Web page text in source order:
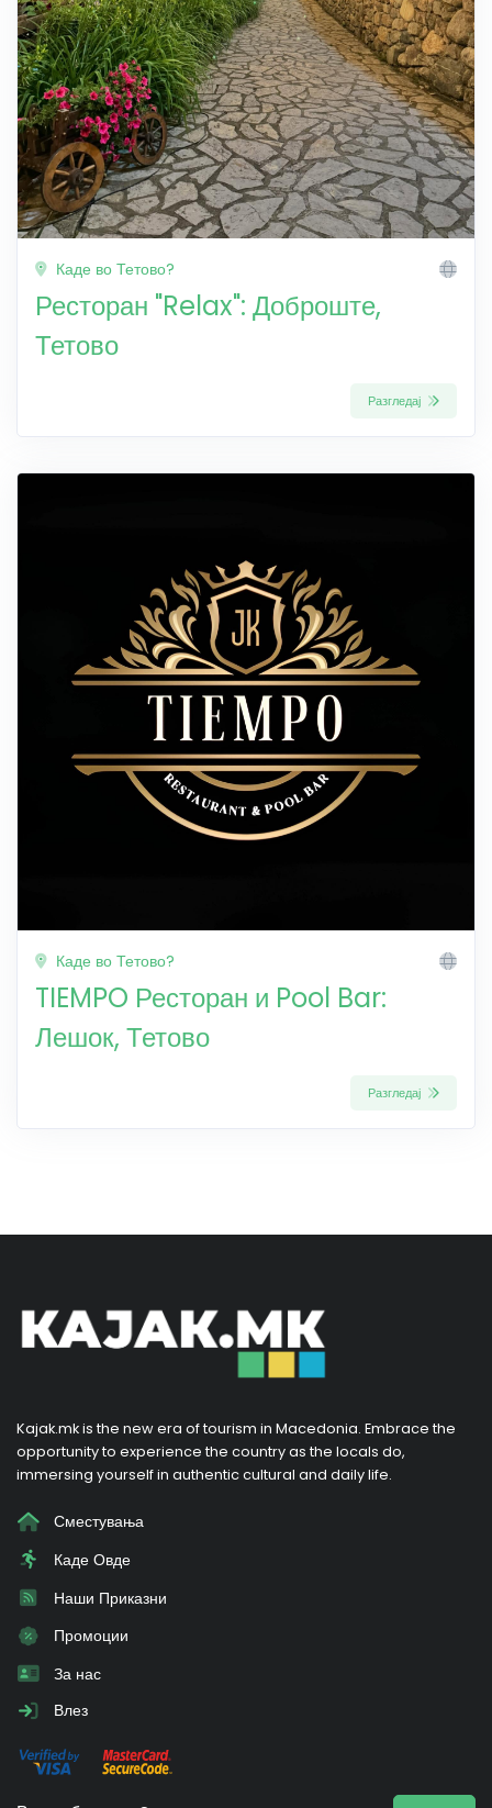
Каде во Тетово?
Ресторан "Relax": Доброште,
Тетово
Разгледај
Каде во Тетово?
TIEMPO Ресторан и Pool Bar:
Лешок, Тетово
Разгледај
Kajak.mk is the new era of tourism in Macedonia. Embrace the
opportunity to experience the country as the locals do,
immersing yourself in authentic cultural and daily life.
Сместувања
Каде Овде
Наши Приказни
Промоции
За нас
Влез